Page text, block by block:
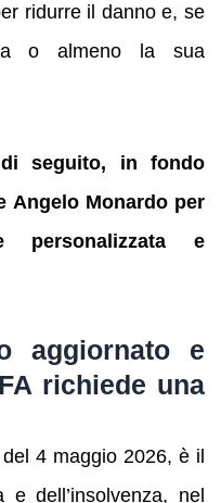
ridurre il danno e, se
o almeno la sua
seguito, in fondo
Angelo Monardo per
personalizzata e
aggiornato e
richiede una
4 maggio 2026, è il
e dell’insolvenza, nel